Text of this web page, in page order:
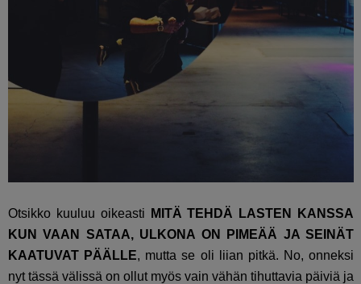
Otsikko kuuluu oikeasti
MITÄ TEHDÄ LASTEN KANSSA
KUN VAAN SATAA, ULKONA ON PIMEÄÄ JA SEINÄT
KAATUVAT PÄÄLLE, mutta se oli liian pitkä. No, onneksi
nyt tässä välissä on ollut myös vain vähän tihuttavia päiviä ja